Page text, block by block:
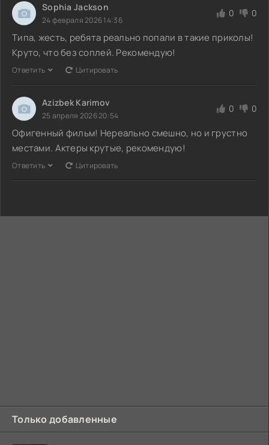
Sophia Jackson
24 февраля 2026 14:36
0 0
Типа, жесть, ребята реально попали в такие приколы!
Круто, что без соплей. Рекомендую!
Ответить Цитировать
Azizbek Karimov
25 апреля 2026 20:54
0 0
Офигенный фильм! Нереально смешно, но и грустно
местами. Актеры крутые, рекомендую!
Ответить Цитировать
Только добавленные